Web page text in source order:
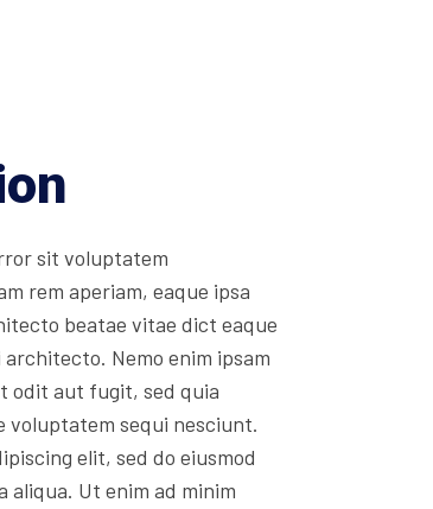
sit voluptatem
rem aperiam, eaque ipsa
beatae vitae dict eaque
Nemo enim ipsam
odit aut fugit, sed quia
voluptatem sequi nesciunt.
elit, sed do eiusmod
Ut enim ad minim